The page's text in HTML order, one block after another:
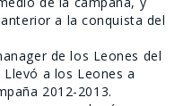
a la conquista del
de los Leones del
a los Leones a
2012-2013.